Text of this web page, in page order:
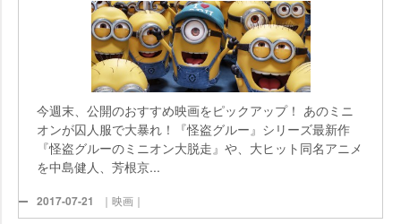
今週末、公開のおすすめ映画をピックアップ！ あのミニ
オンが囚人服で大暴れ！『怪盗グルー』シリーズ最新作
『怪盗グルーのミニオン大脱走』や、大ヒット同名アニメ
を中島健人、芳根京...
2017-07-21 ｜映画｜